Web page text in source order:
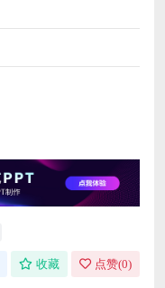
收藏 点赞(0)